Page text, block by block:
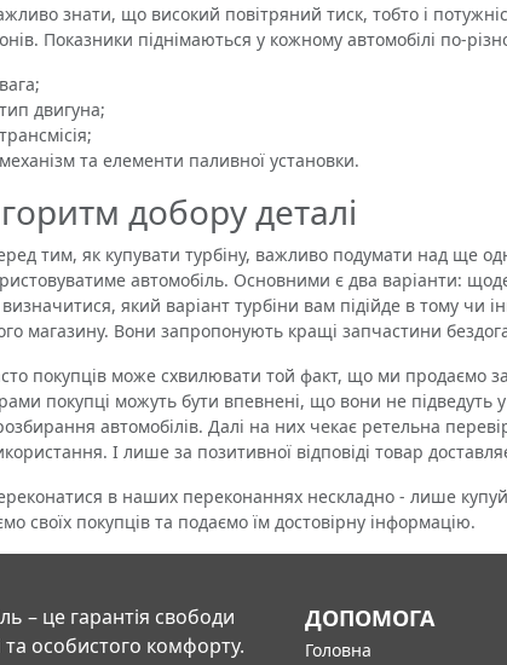
знати, що високий повітряний тиск, тобто і
Показники піднімаються у кожному автомобілі по-
вага;
тип двигуна;
трансмісія;
механізм та елементи паливної установки.
добору деталі
тим, як купувати турбіну, важливо подумати над ще
автомобіль. Основними є два варіанти:
який варіант турбіни вам підійде в тому чи
магазину. Вони запропонують кращі запчастини
покупців може схвилювати той факт, що ми продаємо
покупці можуть бути впевнені, що вони не підведуть у
автомобілів. Далі на них чекає ретельна
І лише за позитивної відповіді товар
в наших переконаннях нескладно - лише
своїх покупців та подаємо їм достовірну інформацію.
– це гарантія свободи
особистого комфорту.
ДОПОМОГА
Головна